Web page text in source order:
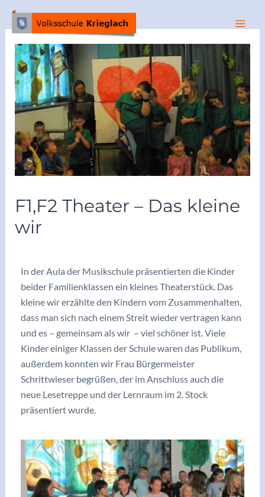
F1,F2 Theater – Das kleine
wir
In der Aula der Musikschule präsentierten die Kinder
beider Familienklassen ein kleines Theaterstück. Das
kleine wir erzählte den Kindern vom Zusammenhalten,
dass man sich nach einem Streit wieder vertragen kann
und es – gemeinsam als wir – viel schöner ist. Viele
Kinder einiger Klassen der Schule waren das Publikum,
außerdem konnten wir Frau Bürgermeister
Schrittwieser begrüßen, der im Anschluss auch die
neue Lesetreppe und der Lernraum im 2. Stock
präsentiert wurde.